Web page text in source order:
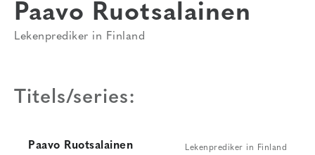
Paavo Ruotsalainen
Lekenprediker in Finland
Titels/series:
Paavo Ruotsalainen Lekenprediker in Finland